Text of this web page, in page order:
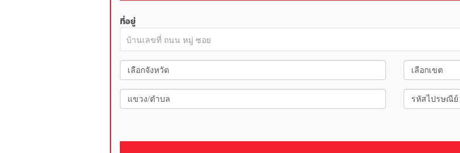
ที่อยู่